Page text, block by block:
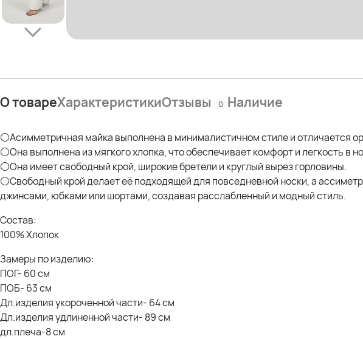
О товареХарактеристикиОтзывы 0 Наличие
⚪Асимметричная майка выполнена в минималистичном стиле и отличается
⚪Она выполнена из мягкого хлопка, что обеспечивает комфорт и легкость в
⚪Она имеет свободный крой, широкие бретели и круглый вырез горловины.
⚪Свободный крой делает её подходящей для повседневной носки, а
джинсами, юбками или шортами, создавая расслабленный и модный стиль.
Состав:
100% Хлопок
Замеры по изделию:
ПОГ- 60 см
ПОБ- 63 см
Дл.изделия укороченной части- 64 см
Дл.изделия удлиненной части- 89 см
дл.плеча-8 см